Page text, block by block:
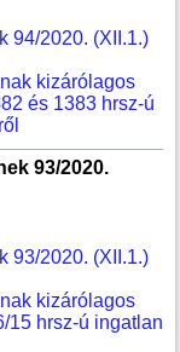
94/2020. (XII.1.)
kizárólagos
és 1383 hrsz-ú
93/2020.
93/2020. (XII.1.)
kizárólagos
15 hrsz-ú ingatlan